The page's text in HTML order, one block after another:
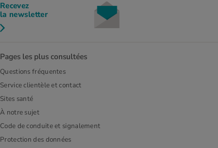
Recevez
la newsletter
Pages les plus consultées
Questions fréquentes
Service clientèle et contact
Sites santé
À notre sujet
Code de conduite et signalement
Protection des données